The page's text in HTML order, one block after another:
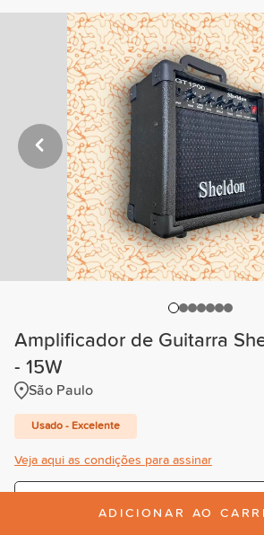
Amplificador de Guitarra
- 15W
São Paulo
Usado - Excelente
Veja aqui as condições para assinar
ADICIONAR AO